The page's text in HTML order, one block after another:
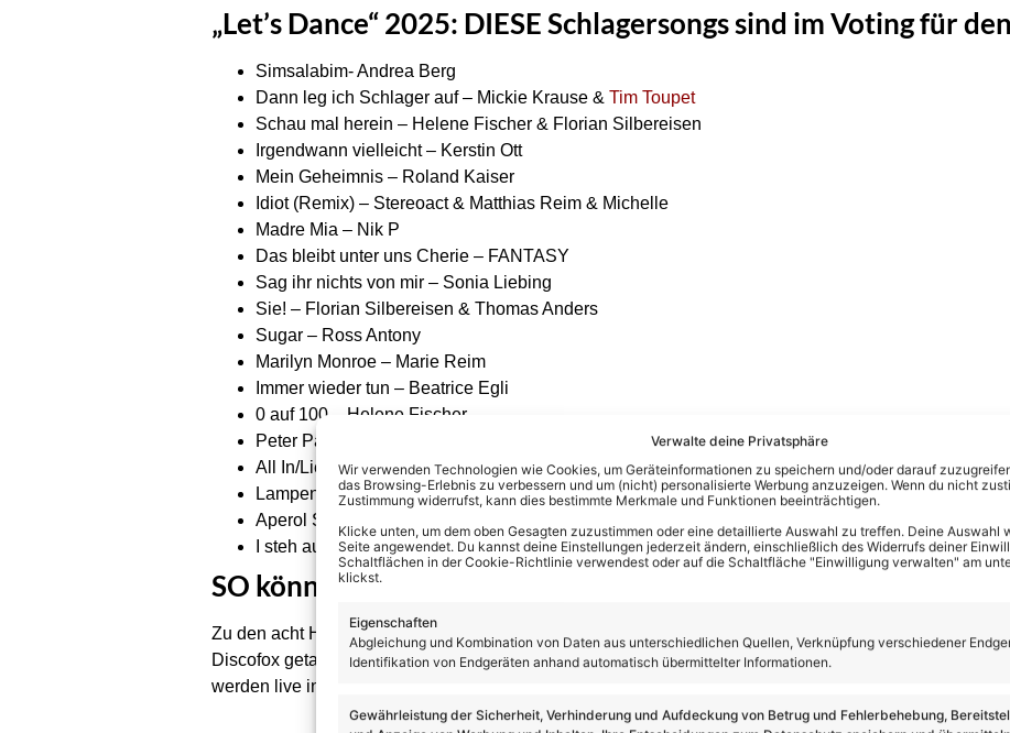
Verwalte deine Privatsphäre
Wir verwenden Technologien wie Cookies, um Geräteinformationen zu speichern und/oder darauf
das Browsing-Erlebnis zu verbessern und um (nicht) personalisierte Werbung anzuzeigen. Wenn du nicht
Zustimmung widerrufst, kann dies bestimmte Merkmale und Funktionen beeinträchtigen.
Klicke unten, um dem oben Gesagten zuzustimmen oder eine detaillierte Auswahl zu treffen. Deine Auswahl
Seite angewendet. Du kannst deine Einstellungen jederzeit ändern, einschließlich des Widerrufs deiner
Schaltflächen in der Cookie-Richtlinie verwendest oder auf die Schaltfläche "Einwilligung verwalten" am
klickst.
Eigenschaften
Abgleichung und Kombination von Daten aus unterschiedlichen Quellen, Verknüpfung verschiedener
Identifikation von Endgeräten anhand automatisch übermittelter Informationen.
Gewährleistung der Sicherheit, Verhinderung und Aufdeckung von Betrug und Fehlerbehebung,
„Let’s Dance“ 2025: DIESE Schlagersongs sind im Voting für
Simsalabim- Andrea Berg
Dann leg ich Schlager auf – Mickie Krause & Tim Toupet
Schau mal herein – Helene Fischer & Florian Silbereisen
Irgendwann vielleicht – Kerstin Ott
Mein Geheimnis – Roland Kaiser
Idiot (Remix) – Stereoact & Matthias Reim & Michelle
Madre Mia – Nik P
Das bleibt unter uns Cherie – FANTASY
Sag ihr nichts von mir – Sonia Liebing
Sie! – Florian Silbereisen & Thomas Anders
Sugar – Ross Antony
Marilyn Monroe – Marie Reim
Immer wieder tun – Beatrice Egli
0 auf 100 – Helene Fischer
Peter Pan – Julian Sommer & Mia Julia
All In/Lieblingslieder – Faaschtbänkler
Lampen an – Frenzy
Aperol Spritz – Vincent Gross
I steh auf Bergbauerbuam – Melissa Naschenweng
SO könnt ihr abstimmen
Zu den acht Hits, die innerhalb der nächsten sieben Tage die meisten Stimmen erhalten, wird dann in
Discofox getanzt! Das Voting wird in der Liveshow am 11. April, kurz vor Beginn des Discofox-
werden live in der Show verkündet. Wenn ihr also euer Idol supporten wollt, mach